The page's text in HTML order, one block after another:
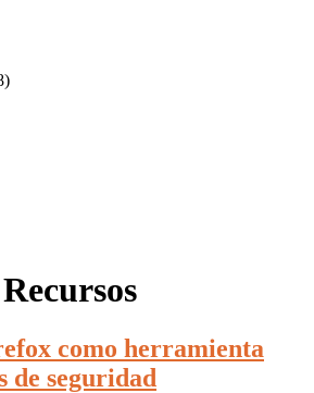
Recursos
como herramienta
de seguridad